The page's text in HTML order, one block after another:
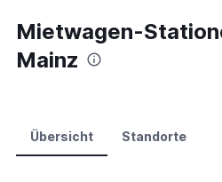
to
120.
Mietwagen-
Mainz
Übersicht Standorte